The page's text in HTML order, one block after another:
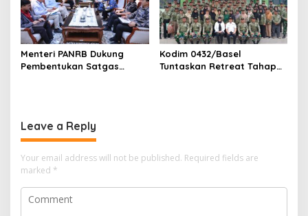
Menteri PANRB Dukung
Pembentukan Satgas
Kodim 0432/Basel
Tuntaskan Retreat Tahap
Leave a Reply
Your email address will not be published. Required fields are
marked *